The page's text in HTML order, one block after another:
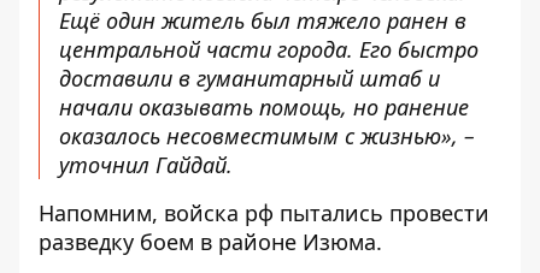
Ещё один житель был тяжело ранен в
центральной части города. Его быстро
доставили в гуманитарный штаб и
начали оказывать помощь, но ранение
оказалось несовместимым с жизнью», –
уточнил Гайдай.
Напомним, войска рф пытались провести
разведку боем в районе Изюма.